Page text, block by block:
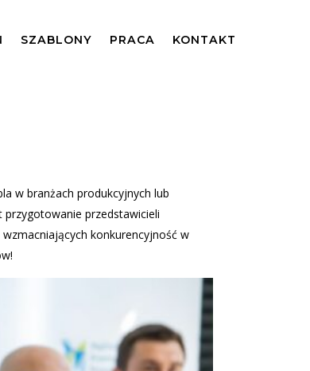
SZABLONY PRACA KONTAKT
w branżach produkcyjnych lub
przygotowanie przedstawicieli
konkurencyjność w